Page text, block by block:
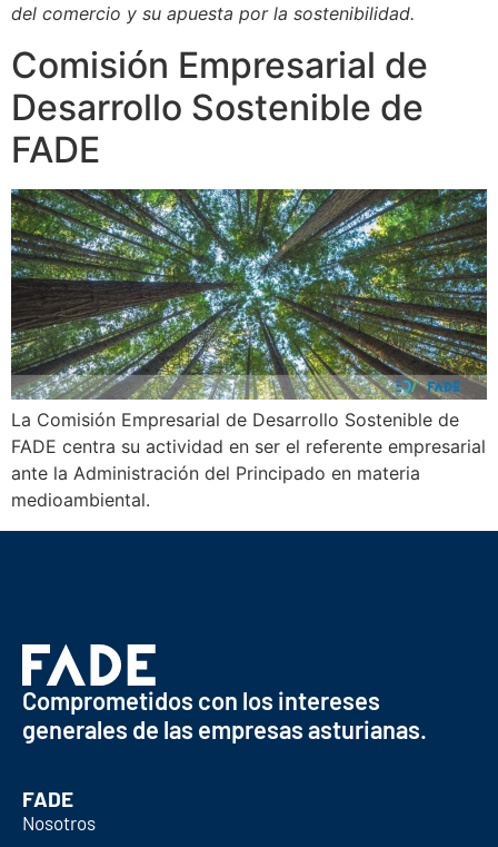
del comercio y su apuesta por la sostenibilidad.
Comisión Empresarial de
Desarrollo Sostenible de
FADE
La Comisión Empresarial de Desarrollo Sostenible de
FADE centra su actividad en ser el referente empresarial
ante la Administración del Principado en materia
medioambiental.
Comprometidos con los intereses
generales de las empresas asturianas.
FADE
Nosotros